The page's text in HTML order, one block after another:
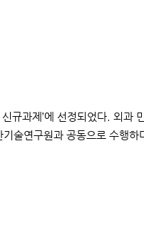
규과제’에 선정되었다. 외과
술연구원과 공동으로 수행